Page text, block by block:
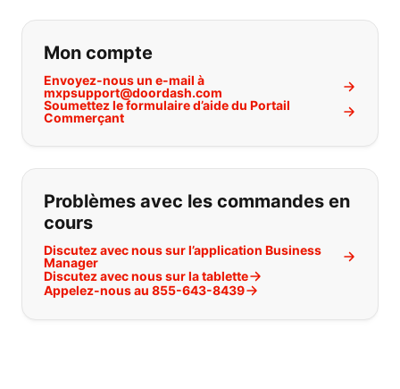
Si vous ne trouvez pas ce que vous
Mon compte
Envoyez-nous un e-mail à
mxpsupport@doordash.com
Soumettez le formulaire d’aide du Portail
Commerçant
Problèmes avec les commandes en
cours
Discutez avec nous sur l’application Business
Manager
Discutez avec nous sur la tablette
Appelez-nous au 855-643-8439